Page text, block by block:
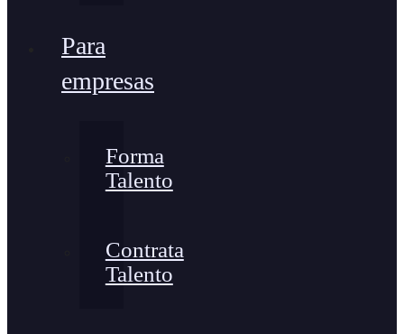
Para
empresas
Forma
Talento
Contrata
Talento